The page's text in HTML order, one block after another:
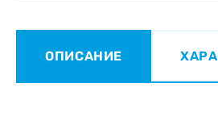
ОПИСАНИЕ